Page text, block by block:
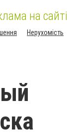
на сайті
Нерухомість